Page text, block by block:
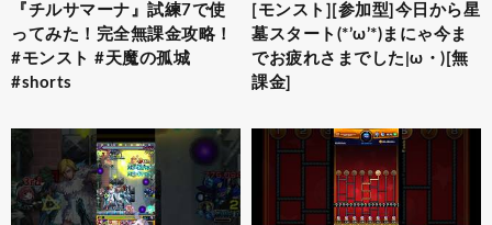
『チルサマーナ』試練7で使
ってみた！完全無課金攻略！
#モンスト #天魔の孤城
#shorts
[モンスト][参加型]今日から星
墓スタート(*’ω’*)まにゃ今ま
でお疲れさまでした|ω・)[無
課金]